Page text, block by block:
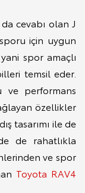
cevabı olan J
için uygun
spor amaçlı
temsil eder.
ve performans
özellikler
tasarımı ile de
de rahatlıkla
ve spor
Toyota RAV4